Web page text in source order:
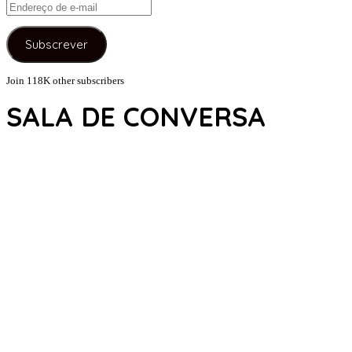
Endereço
de
e-
mail
Subscrever
Join 118K other subscribers
SALA DE CONVERSA